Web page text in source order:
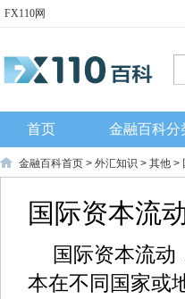
FX110网
首页 金融百科分
金融百科首页 > 外汇知识 > 其他 >
国际资本流
国际资本流动
本在不同国家或